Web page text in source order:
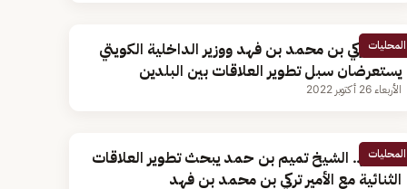
المحليات
الأمير تركي بن محمد بن فهد ووزير الداخلية الكويتي
يستعرضان سبل تطوير العلاقات بين البلدين
الأربعاء 26 أكتوبر 2022
المحليات
بالصور.. الشيخ تميم بن حمد يبحث تطوير العلاقات
الثنائية مع الأمير تركي بن محمد بن فهد